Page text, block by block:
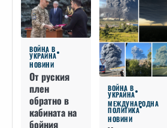
ВОЙНА В
УКРАЙНА
НОВИНИ
От руския
плен
обратно в
кабината на
бойния
ВОЙНА В
УКРАЙНА
МЕЖДУНАРОДНА
ПОЛИТИКА
НОВИНИ